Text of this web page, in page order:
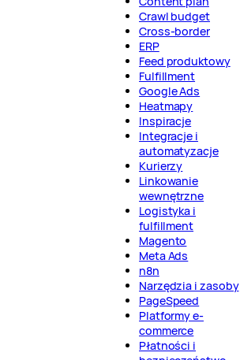
Crawl budget
Cross-border
ERP
Feed produktowy
Fulfillment
Google Ads
Heatmapy
Inspiracje
Integracje i
automatyzacje
Kurierzy
Linkowanie
wewnętrzne
Logistyka i
fulfillment
Magento
Meta Ads
n8n
Narzędzia i zasoby
PageSpeed
Platformy e-
commerce
Płatności i